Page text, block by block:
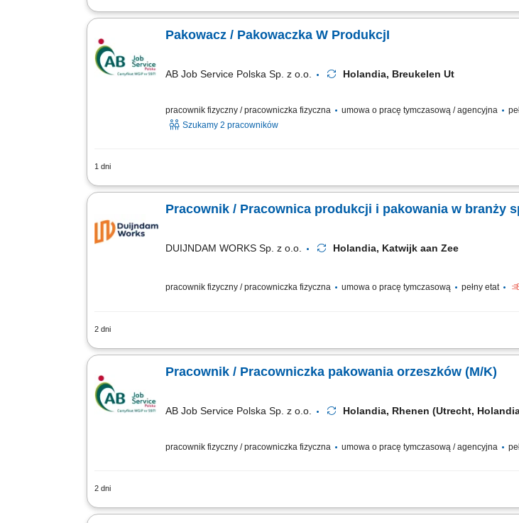
Praca za pośrednictwem agencji to często dopiero początek! Wielu pracowników
Pakowacz / Pakowaczka W ProdukcjI
AB Job Service Polska Sp. z o.o. Holandia, Breukelen Ut
pracownik fizyczny / pracowniczka fizyczna umowa o pracę tymczasową / agencyjna
Szukamy 2 pracowników
1 dni
Zakres obowiązków: Zwijanie wrapów i przygotowanie dań kuchni azjatyckiej, indyjskiej i
Pracownik / Pracownica produkcji i pakowania w branży
DUIJNDAM WORKS Sp. z o.o. Holandia, Katwijk aan Zee
pracownik fizyczny / pracowniczka fizyczna umowa o pracę tymczasową pełny etat
2 dni
Zadania Prace produkcyjne, pakowanie i naklejanie etykiet na gotowe dania;
Pracownik / Pracowniczka pakowania orzeszków (M/K)
AB Job Service Polska Sp. z o.o. Holandia, Rhenen (Utrecht,
pracownik fizyczny / pracowniczka fizyczna umowa o pracę tymczasową / agencyjna
2 dni
Nasz klient to holenderska firma specjalizująca się w produkcji i dystrybucji zdrowych